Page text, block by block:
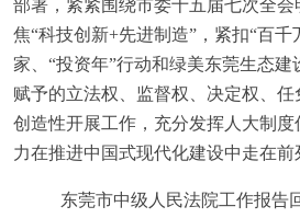
部署，紧紧围绕市委十五届七次全
焦“科技创新+先进制造”，紧扣“百千
家、“投资年”行动和绿美东莞生态
赋予的立法权、监督权、决定权、
创造性开展工作，充分发挥人大制
力在推进中国式现代化建设中走在前
东莞市中级人民法院工作报告